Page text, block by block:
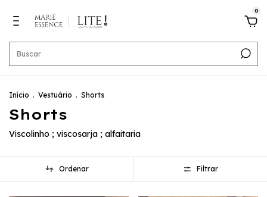
0
Início . Vestuário . Shorts
Shorts
Viscolinho ; viscosarja ; alfaitaria
Ordenar Filtrar